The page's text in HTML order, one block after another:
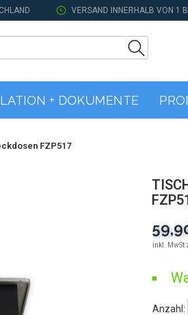
VERSAND INNERHALB VON 1
+ DOKUMENTE
FZP517
inkl. MwSt
Anzahl: